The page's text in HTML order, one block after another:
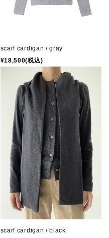
scarf cardigan / gray
¥18,500(税込)
scarf cardigan / black